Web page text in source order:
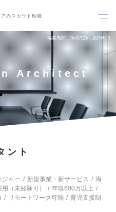
のスカウト転職
掲載期間 26/07/29～26/08/11
Architect
ント
ジャー 新規事業・新サービス
海
（未経験可）
年収600万以上
リモートワーク可能
育児支援制